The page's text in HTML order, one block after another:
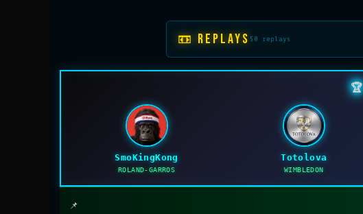
📼 REPLAYS 50 replays
🏆
SmoKingKong
ROLAND-GARROS
Totolova
WIMBLEDON
📌